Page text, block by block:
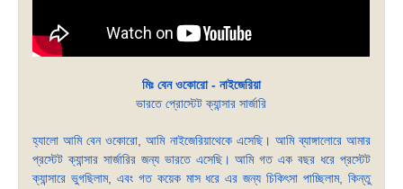
মিঃ বেন ওকোরো - নাইজেরিয়া
ভারতে প্রোস্টেট ক্যান্সার সার্জারি
হ্যালো আমি বেন ওকোরো, আমি নাইজেরিয়াথেকে এসেছি। আমি ব্যাঙ্গালোরে আমার
প্রস্টেট ক্যান্সার সার্জারির জন্য ভারতে এসেছি। আমি গত এক বছর ধরে প্রস্টেট
ক্যান্সারে ভুগছিলাম, এবং গত কয়েক মাস ধরে এর জন্য চিকিৎসা পাচ্ছিলাম, কিন্তু